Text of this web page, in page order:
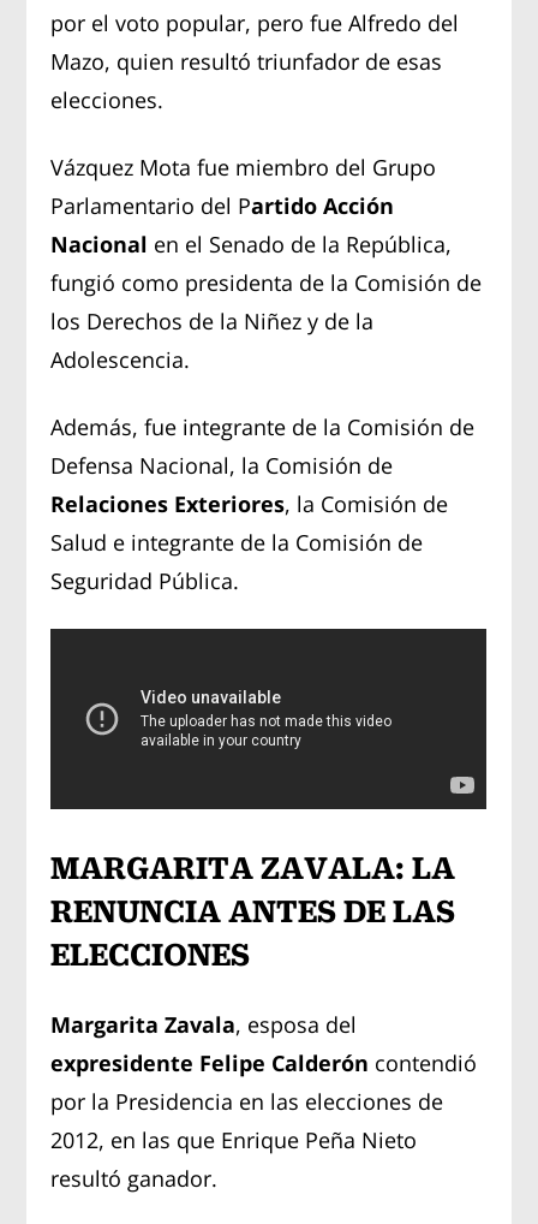
por el voto popular, pero fue Alfredo del
Mazo, quien resultó triunfador de esas
elecciones.
Vázquez Mota fue miembro del Grupo
Parlamentario del Partido Acción
Nacional en el Senado de la República,
fungió como presidenta de la Comisión de
los Derechos de la Niñez y de la
Adolescencia.
Además, fue integrante de la Comisión de
Defensa Nacional, la Comisión de
Relaciones Exteriores, la Comisión de
Salud e integrante de la Comisión de
Seguridad Pública.
MARGARITA ZAVALA: LA
RENUNCIA ANTES DE LAS
ELECCIONES
Margarita Zavala, esposa del
expresidente Felipe Calderón contendió
por la Presidencia en las elecciones de
2012, en las que Enrique Peña Nieto
resultó ganador.